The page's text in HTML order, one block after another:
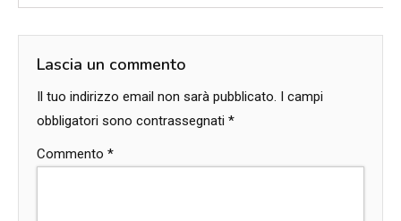
Lascia un commento
Il tuo indirizzo email non sarà pubblicato. I campi
obbligatori sono contrassegnati *
Commento *